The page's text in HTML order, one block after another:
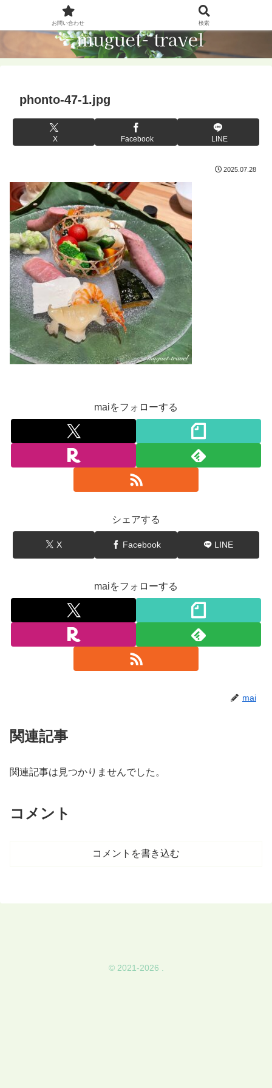
phonto-47-1.jpg
X Facebook LINE
2025.07.28
maiをフォローする
シェアする
X Facebook LINE
maiをフォローする
mai
関連記事
関連記事は見つかりませんでした。
コメント
コメントを書き込む
© 2021-2026 .
お問い合わせ 検索